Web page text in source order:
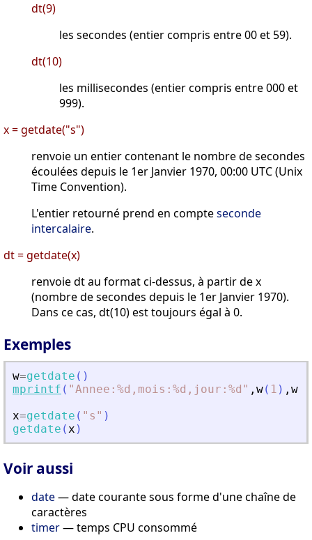
dt(9)
les secondes (entier compris entre 00 et 59).
dt(10)
les millisecondes (entier compris entre 000 et
999).
x = getdate("s")
renvoie un entier contenant le nombre de secondes
écoulées depuis le 1er Janvier 1970, 00:00 UTC (Unix
Time Convention).
L'entier retourné prend en compteseconde
intercalaire.
dt = getdate(x)
renvoie dt au format ci-dessus, à partir de x
(nombre de secondes depuis le 1er Janvier 1970).
Dans ce cas, dt(10) est toujours égal à 0.
Exemples
w=getdate ( )
mprintf ( "Annee:%d,mois:%d,jour:%d " , w( 1 ) , w
x=getdate ( " s " )
getdate (x )
Voir aussi
date— date courante sous forme d'une chaîne de
caractères
timer— temps CPU consommé